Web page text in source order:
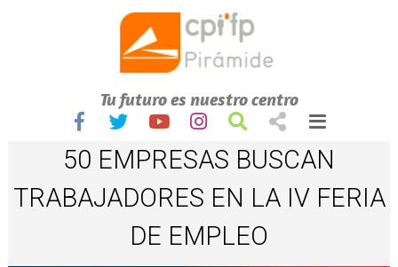
Tu futuro es nuestro centro
50 EMPRESAS BUSCAN
TRABAJADORES EN LA IV FERIA
DE EMPLEO